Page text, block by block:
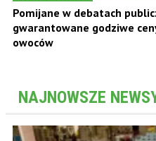
Pomijane w debatach
gwarantowane godziwe
owoców
NAJNOWSZE